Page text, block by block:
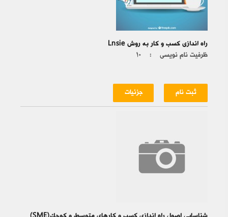
راه اندازی کسب و کار به روش Lnsie
ظرفیت نام نویسی : ۱۰
ثبت نام جزئیات